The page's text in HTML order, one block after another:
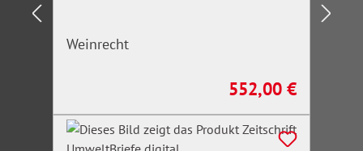
Weinrecht
Regulärer Preis:
552,00 €